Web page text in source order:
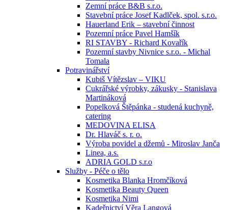
Zemní práce B&B s.r.o.
Stavební práce Josef Kadlček, spol. s.r.o.
Hauerland Erik – stavební činnost
Pozemní práce Pavel Hamšík
RI STAVBY - Richard Kovařík
Pozemní stavby Nivnice s.r.o. - Michal
Tomala
Potravinářství
Kubiš Vítězslav – VIKU
Cukrářské výrobky, zákusky - Stanislava
Martináková
Popelková Štěpánka - studená kuchyně,
catering
MEDOVINA ELISA
Dr. Hlaváč s. r. o.
Výroba povidel a džemů - Miroslav Janča
Linea, a.s.
ADRIA GOLD s.r.o
Služby - Péče o tělo
Kosmetika Blanka Hromčíková
Kosmetika Beauty Queen
Kosmetika Nimi
Kadeřnictví Věra Langová